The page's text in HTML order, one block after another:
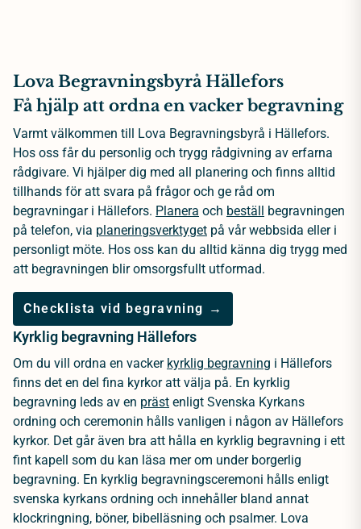
Lova Begravningsbyrå Hällefors
Få hjälp att ordna en vacker begravning
Varmt välkommen till Lova Begravningsbyrå i Hällefors.
Hos oss får du personlig och trygg rådgivning av erfarna
rådgivare. Vi hjälper dig med all planering och finns alltid
tillhands för att svara på frågor och ge råd om
begravningar i Hällefors. Planera och beställ begravningen
på telefon, via planeringsverktyget på vår webbsida eller i
personligt möte. Hos oss kan du alltid känna dig trygg med
att begravningen blir omsorgsfullt utformad.
Checklista vid begravning →
Kyrklig begravning Hällefors
Om du vill ordna en vacker kyrklig begravning i Hällefors
finns det en del fina kyrkor att välja på. En kyrklig
begravning leds av en präst enligt Svenska Kyrkans
ordning och ceremonin hålls vanligen i någon av Hällefors
kyrkor. Det går även bra att hålla en kyrklig begravning i ett
fint kapell som du kan läsa mer om under borgerlig
begravning. En kyrklig begravningsceremoni hålls enligt
svenska kyrkans ordning och innehåller bland annat
klockringning, böner, bibelläsning och psalmer. Lova